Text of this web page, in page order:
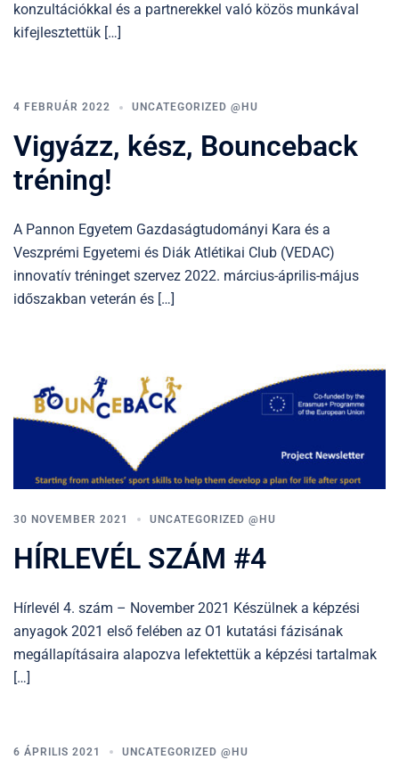
konzultációkkal és a partnerekkel való közös munkával
kifejlesztettük […]
4 FEBRUÁR 2022 UNCATEGORIZED @HU
Vigyázz, kész, Bounceback
tréning!
A Pannon Egyetem Gazdaságtudományi Kara és a
Veszprémi Egyetemi és Diák Atlétikai Club (VEDAC)
innovatív tréninget szervez 2022. március-április-május
időszakban veterán és […]
30 NOVEMBER 2021 UNCATEGORIZED @HU
HÍRLEVÉL SZÁM #4
Hírlevél 4. szám – November 2021 Készülnek a képzési
anyagok 2021 első felében az O1 kutatási fázisának
megállapításaira alapozva lefektettük a képzési tartalmak
[…]
6 ÁPRILIS 2021 UNCATEGORIZED @HU